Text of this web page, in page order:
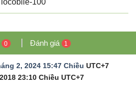
0 Đánh giá 1
2, 2024 15:47 Chiều UTC+7
23:10 Chiều UTC+7